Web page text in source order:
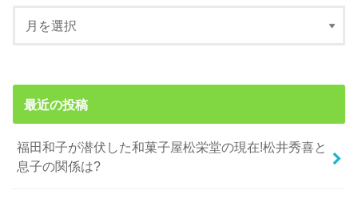
最近の投稿
福田和子が潜伏した和菓子屋松栄堂の現在!松井秀喜と
息子の関係は?